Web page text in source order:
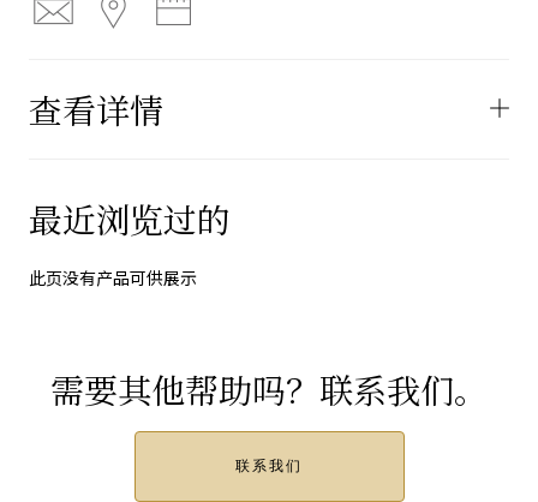
查看详情
最近浏览过的
此页没有产品可供展示
需要其他帮助吗？联系我们。
联系我们